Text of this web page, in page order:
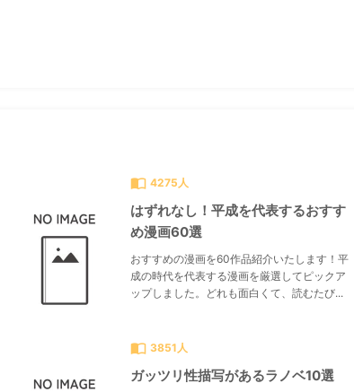
import_contacts 4275人
はずれなし！平成を代表するおすす
め漫画60選
おすすめの漫画を60作品紹介いたします！平
成の時代を代表する漫画を厳選してピックア
ップしました。どれも面白くて、読むたび...
import_contacts 3851人
ガッツリ性描写があるラノベ10選